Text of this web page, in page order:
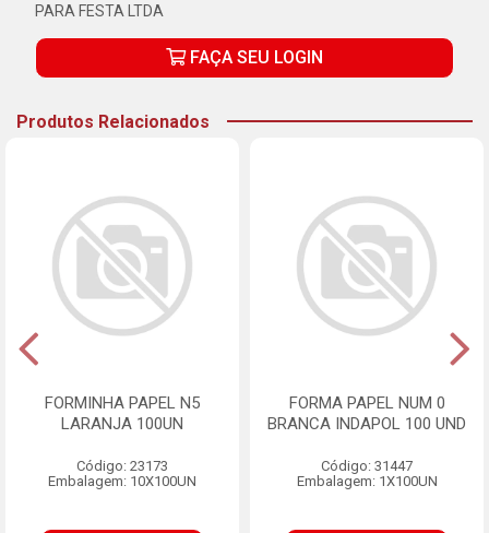
PARA FESTA LTDA
FAÇA SEU LOGIN
Produtos Relacionados
FORMINHA PAPEL N5
LARANJA 100UN
Código: 23173
Embalagem: 10X100UN
FORMA PAPEL NUM 0
BRANCA INDAPOL 100 UND
Código: 31447
Embalagem: 1X100UN